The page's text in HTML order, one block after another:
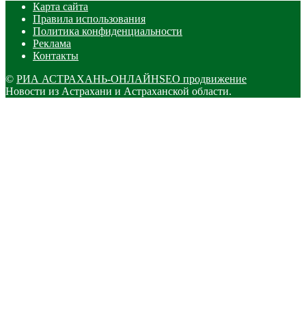
Карта сайта
Правила использования
Политика конфиденциальности
Реклама
Контакты
© РИА АСТРАХАНЬ-ОНЛАЙНSEO продвижение
Новости из Астрахани и Астраханской области.